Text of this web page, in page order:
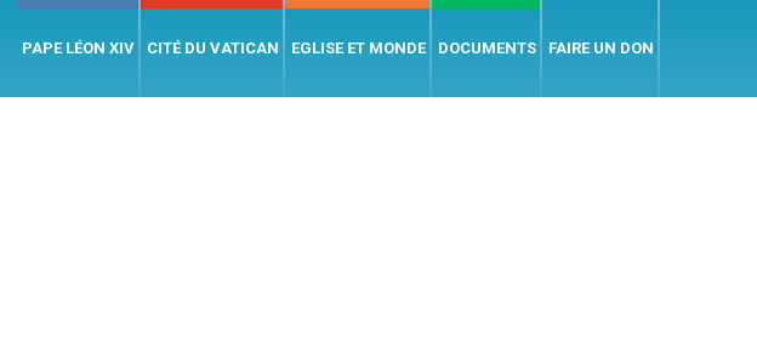
PAPE LÉON XIV CITÉ DU VATICAN EGLISE ET MONDE DOCUMENTS FAIRE UN DON